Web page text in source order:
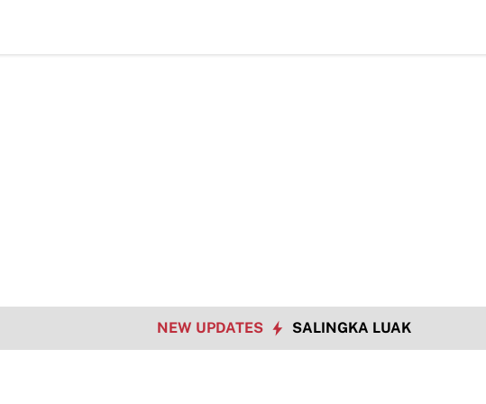
NEW UPDATES SALINGKA LUAK